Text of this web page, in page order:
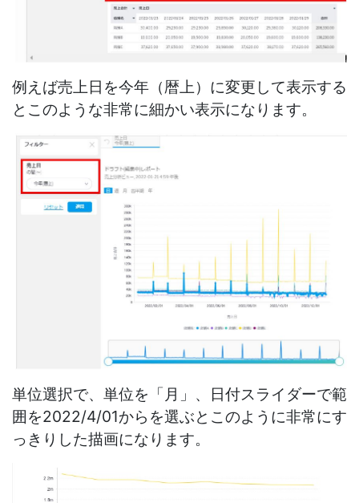
例えば売上日を今年（暦上）に変更して表示する
とこのような非常に細かい表示になります。
単位選択で、単位を「月」、日付スライダーで範
囲を2022/4/01からを選ぶとこのように非常にす
っきりした描画になります。